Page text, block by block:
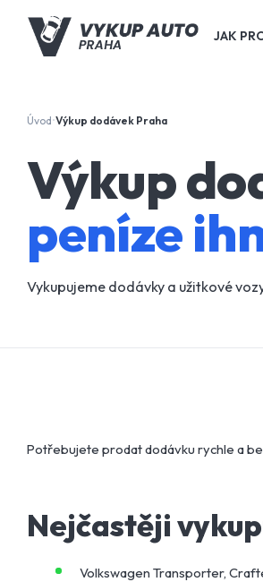
JAK
Úvod•Výkup dodávek Praha
Výkup
peníze
Vykupujeme dodávky a užitkové
Potřebujete prodat dodávku rychle a
Nejčastěji
Volkswagen Transporter,